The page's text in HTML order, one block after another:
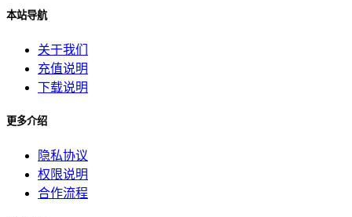
本站导航
关于我们
充值说明
下载说明
更多介绍
隐私协议
权限说明
合作流程